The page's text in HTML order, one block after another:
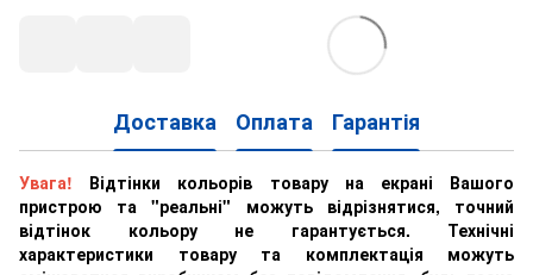
Доставка Оплата Гарантія
Увага! Відтінки кольорів товару на екрані Вашого
пристрою та "реальні" можуть відрізнятися, точний
відтінок кольору не гарантується. Технічні
характеристики товару та комплектація можуть